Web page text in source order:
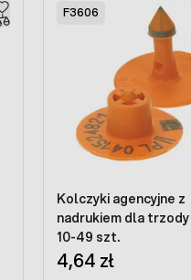
F3606
Kolczyki agencyjne z
nadrukiem dla
10-49 szt.
4,64 zł